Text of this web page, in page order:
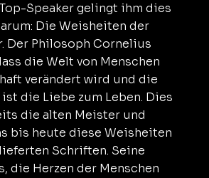
Speaker gelingt ihm dies
Die Weisheiten der
Der Philosoph Cornelius
die Welt von Menschen
verändert wird und die
die Liebe zum Leben. Dies
die alten Meister und
bis heute diese Weisheiten
Schriften. Seine
die Herzen der Menschen